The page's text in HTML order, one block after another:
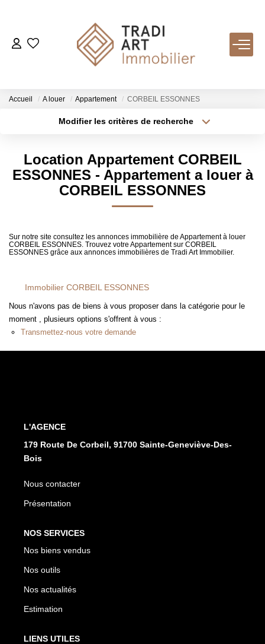
ACHETER
VENDRE
Nos Services
Biens Vendus
L'AGENCE
Accueil A louer Appartement CORBEIL ESSONNES
Modifier les critères de recherche
Sélectionnez...
Type de bien
Surface min
Location Appartement CORBEIL
ESSONNES - Appartement a louer à
CORBEIL ESSONNES
Sur notre site consultez les annonces immobilière de Appartement à louer
CORBEIL ESSONNES. Trouvez votre Appartement sur CORBEIL
ESSONNES grâce aux annonces immobilières de Tradi Art Immobilier.
Immobilier CORBEIL ESSONNES
Nous n'avons pas de biens à vous proposer dans la catégorie pour le
moment , plusieurs options s'offrent à vous :
Transmettez-nous votre demande
L'AGENCE
179 Route De Corbeil, 91700 Sainte-Geneviève-Des-
Bois
Nous contacter
Présentation
NOS SERVICES
Nos biens vendus
Nos outils
Nos actualités
Estimation
LIENS UTILES